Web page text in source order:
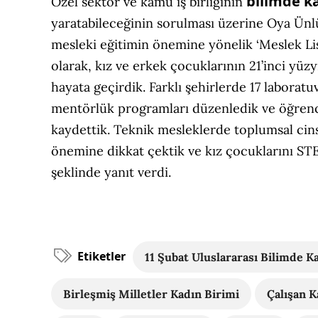
yaratabileceğinin sorulması üzerine Oya
mesleki eğitimin önemine yönelik ‘Meslek
olarak, kız ve erkek çocuklarının 21’inci
hayata geçirdik. Farklı şehirlerde 17
mentörlük programları düzenledik ve
kaydettik. Teknik mesleklerde toplumsal
önemine dikkat çektik ve kız çocuklarını
şeklinde yanıt verdi.
Etiketler 11 Şubat Uluslararası Bilimde
Birleşmiş Milletler Kadın Birimi Çalışan